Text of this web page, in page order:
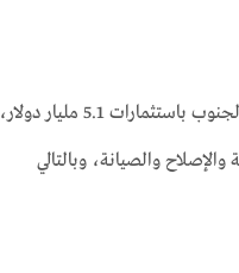
احتفلت طيران الإمارات بوضع حجر الأساس لمركزها الهندسي في دبي الجنوب باستثمارات 5.1 مليار دولار،
والصيانة، وبالتالي